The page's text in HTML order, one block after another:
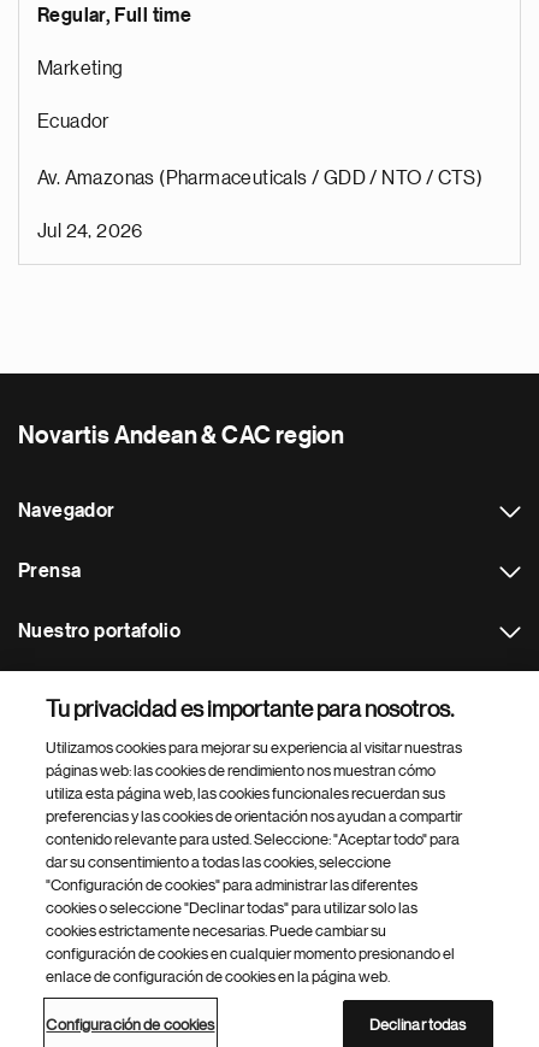
Regular, Full time
Marketing
Ecuador
Av. Amazonas (Pharmaceuticals / GDD / NTO / CTS)
Jul 24, 2026
Novartis Andean & CAC region
Navegador
Prensa
Nuestro portafolio
Footer Site Search
inferior
del
© 2026 Novartis AG
Política de privacidad Términos de uso
Accesibilidad
Configuración de cookies
Mapa del sitio
Tu privacidad es importante para nosotros.
Utilizamos cookies para mejorar su experiencia al visitar nuestras
páginas web: las cookies de rendimiento nos muestran cómo
utiliza esta página web, las cookies funcionales recuerdan sus
preferencias y las cookies de orientación nos ayudan a compartir
contenido relevante para usted. Seleccione: "Aceptar todo" para
dar su consentimiento a todas las cookies, seleccione
"Configuración de cookies" para administrar las diferentes
cookies o seleccione "Declinar todas" para utilizar solo las
cookies estrictamente necesarias. Puede cambiar su
configuración de cookies en cualquier momento presionando el
enlace de configuración de cookies en la página web.
Configuración de cookies Declinar todas